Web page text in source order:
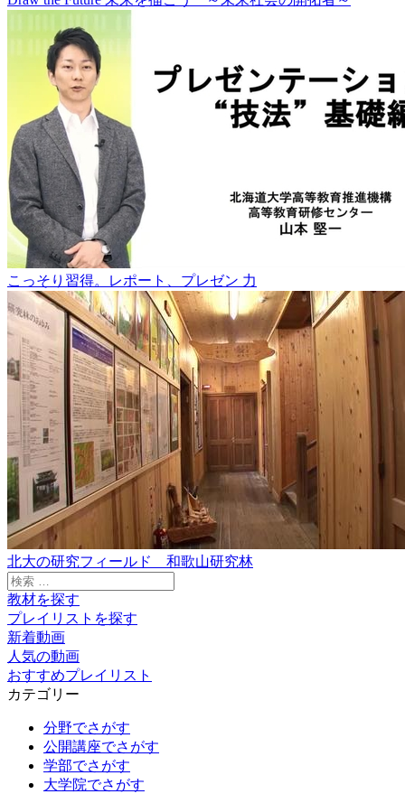
こっそり習得。レポート、プレゼン 力
北大の研究フィールド 和歌山研究林
検
索:
教材を探す
プレイリストを探す
新着動画
人気の動画
おすすめプレイリスト
カテゴリー
分野でさがす
公開講座でさがす
学部でさがす
大学院でさがす